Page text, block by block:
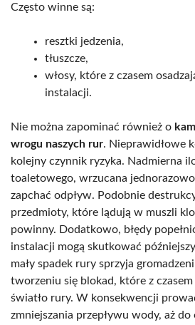
Często winne są:
resztki jedzenia,
tłuszcze,
włosy, które z czasem
instalacji.
Nie można zapominać również o
wrogu naszych rur. Nieprawidłowe
kolejny czynnik ryzyka. Nadmierna
toaletowego, wrzucana
zapchać odpływ. Podobnie
przedmioty, które lądują w muszli
powinny. Dodatkowo, błędy
instalacji mogą skutkować
mały spadek rury sprzyja
tworzeniu się blokad, które z
światło rury. W konsekwencji
zmniejszania przepływu wody, aż